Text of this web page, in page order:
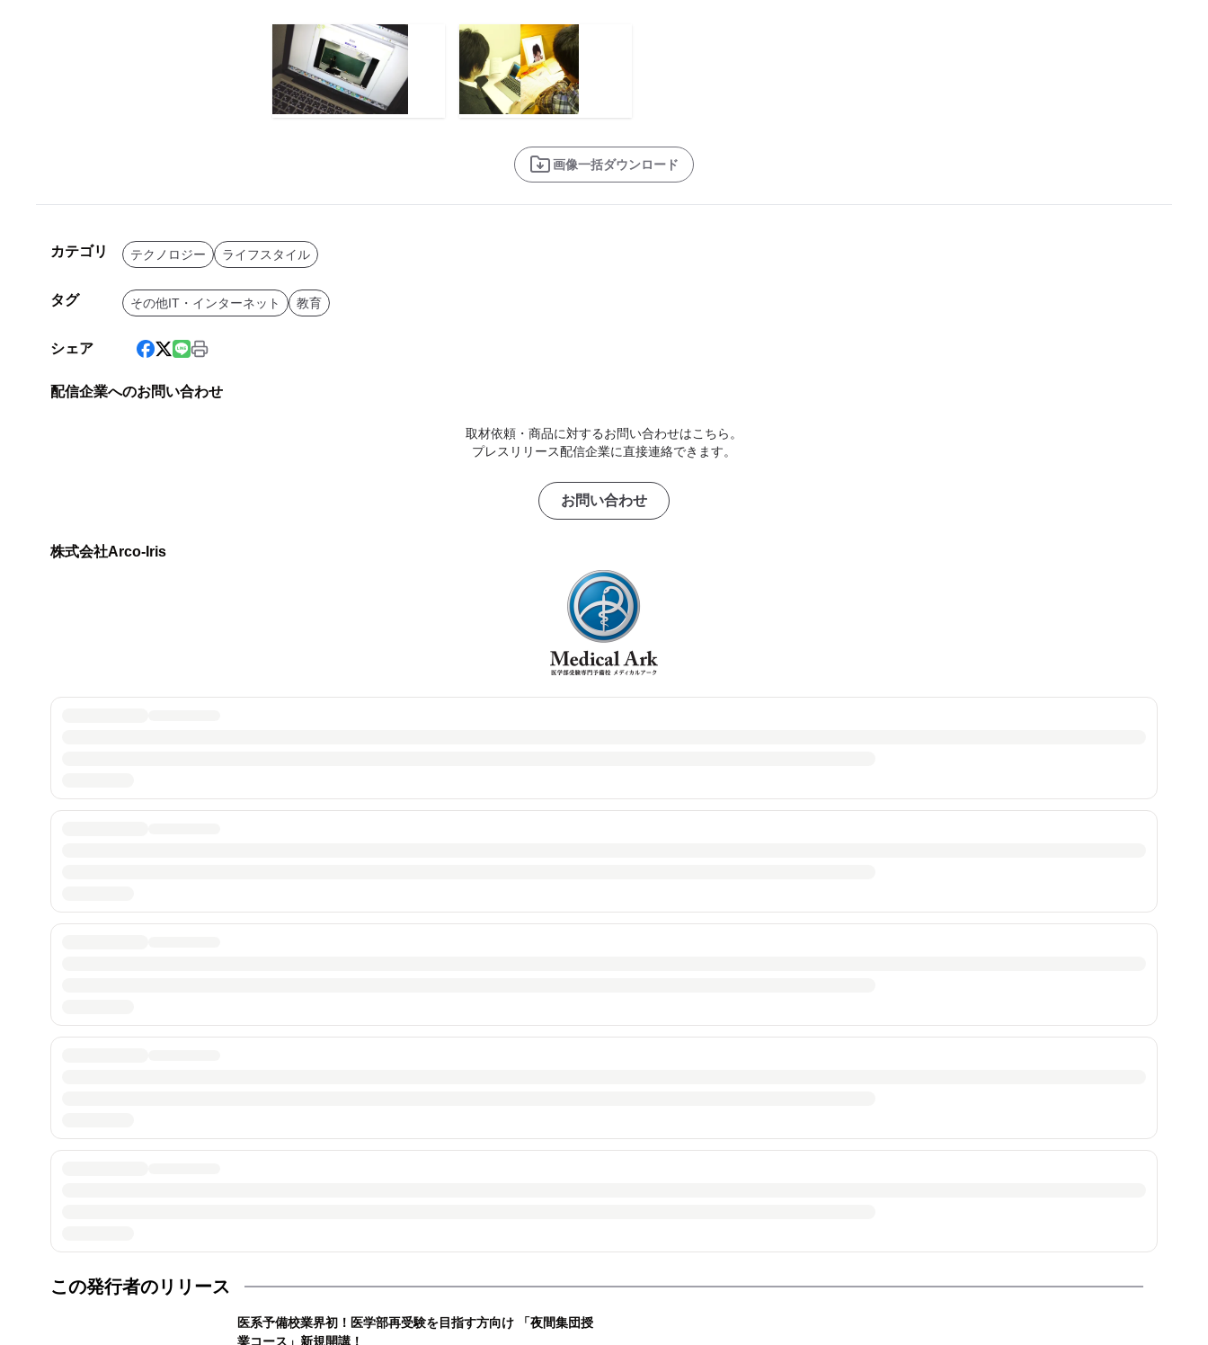
画像一括ダウンロード
カテゴリ テクノロジー ライフスタイル
タグ その他IT・インターネット 教育
シェア
配信企業へのお問い合わせ
取材依頼・商品に対するお問い合わせはこちら。
プレスリリース配信企業に直接連絡できます。
お問い合わせ
株式会社Arco-Iris
この発行者のリリース
医系予備校業界初！医学部再受験を目指す方向け 「夜間集団授
業コース」新規開講！